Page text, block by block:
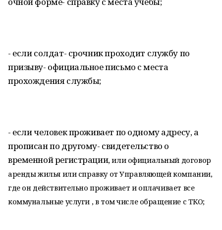
- если солдат- срочник проходит службу по
призыву- официальное письмо с места
прохождения службы;
- если человек проживает по одному адресу, а
прописан по другому- свидетельство о
временной регистрации,или официальный договор
аренды жилья или справку от Управляющей компании,
где он действительно проживает и оплачивает все
коммунальные услуги , в том числе обращение с ТКО;